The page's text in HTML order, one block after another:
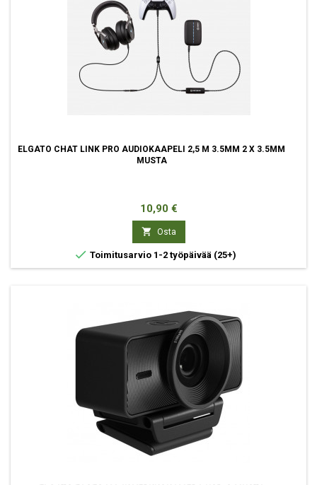
ELGATO CHAT LINK PRO AUDIOKAAPELI 2,5 M 3.5MM 2 X 3.5MM
MUSTA
Hinta
10,90 €
 Osta
 Toimitusarvio 1-2 työpäivää (25+)